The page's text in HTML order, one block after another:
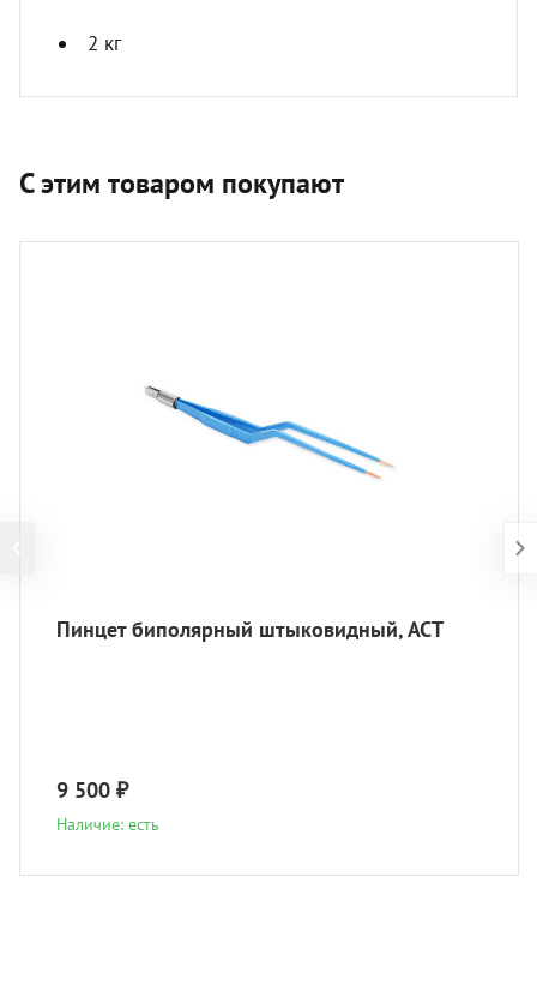
2 кг
С этим товаром покупают
Пинцет биполярный штыковидный, АСТ
9 500 ₽
Наличие: есть